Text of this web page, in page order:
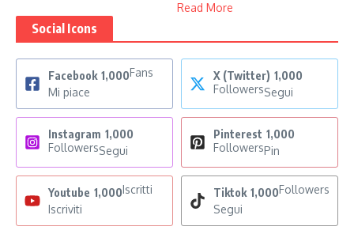
Read More
Social Icons
Facebook 1,000Fans
Mi piace
X (Twitter) 1,000
FollowersSegui
Instagram 1,000
FollowersSegui
Pinterest 1,000
FollowersPin
Youtube 1,000Iscritti
Iscriviti
Tiktok 1,000Followers
Segui